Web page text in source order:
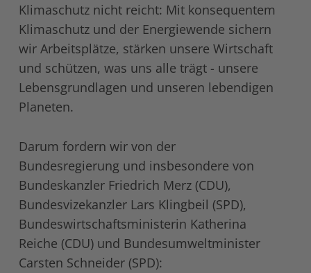
Klimaschutz nicht reicht: Mit konsequentem
Klimaschutz und der Energiewende sichern
wir Arbeitsplätze, stärken unsere Wirtschaft
und schützen, was uns alle trägt - unsere
Lebensgrundlagen und unseren lebendigen
Planeten.
Darum fordern wir von der
Bundesregierung und insbesondere von
Bundeskanzler Friedrich Merz (CDU),
Bundesvizekanzler Lars Klingbeil (SPD),
Bundeswirtschaftsministerin Katherina
Reiche (CDU) und Bundesumweltminister
Carsten Schneider (SPD):